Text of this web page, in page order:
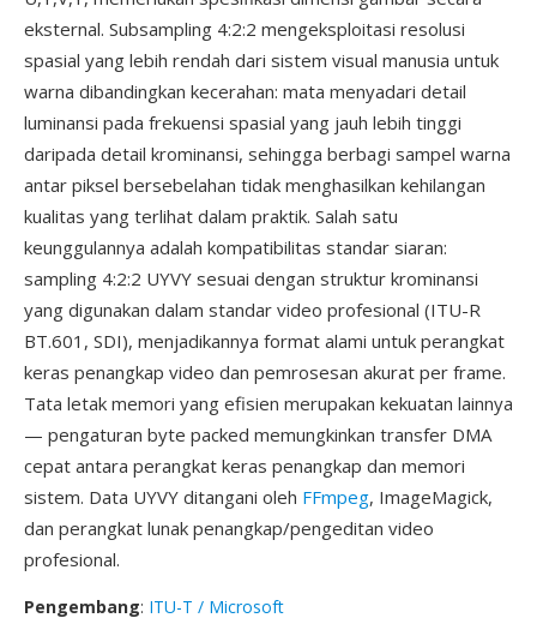
eksternal. Subsampling 4:2:2 mengeksploitasi resolusi
spasial yang lebih rendah dari sistem visual manusia untuk
warna dibandingkan kecerahan: mata menyadari detail
luminansi pada frekuensi spasial yang jauh lebih tinggi
daripada detail krominansi, sehingga berbagi sampel warna
antar piksel bersebelahan tidak menghasilkan kehilangan
kualitas yang terlihat dalam praktik. Salah satu
keunggulannya adalah kompatibilitas standar siaran:
sampling 4:2:2 UYVY sesuai dengan struktur krominansi
yang digunakan dalam standar video profesional (ITU-R
BT.601, SDI), menjadikannya format alami untuk perangkat
keras penangkap video dan pemrosesan akurat per frame.
Tata letak memori yang efisien merupakan kekuatan lainnya
— pengaturan byte packed memungkinkan transfer DMA
cepat antara perangkat keras penangkap dan memori
sistem. Data UYVY ditangani oleh FFmpeg, ImageMagick,
dan perangkat lunak penangkap/pengeditan video
profesional.
Pengembang: ITU-T / Microsoft